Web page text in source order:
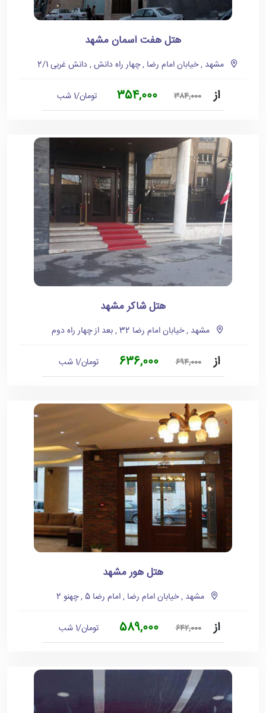
هتل هفت آسمان مشهد
مشهد , خیابان امام رضا , چهار راه دانش , دانش غربی 2/1
از 384,000
354,000 تومان/1 شب
هتل شاکر مشهد
مشهد , خیابان امام رضا 32 , بعد از چهار راه دوم
از 694,000
636,000 تومان/1 شب
هتل هور مشهد
مشهد , خیابان امام رضا , امام رضا 5 , چهنو 2
از 642,000
589,000 تومان/1 شب